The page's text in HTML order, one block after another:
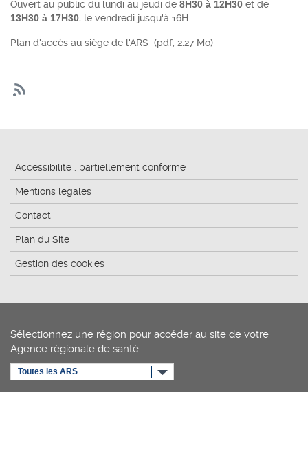
Ouvert au public du lundi au jeudi de 8H30 à 12H30 et de
13H30 à 17H30, le vendredi jusqu'à 16H.
Plan d'accès au siège de l'ARS (pdf, 2.27 Mo)
Accessibilité : partiellement conforme
Mentions légales
Contact
Plan du Site
Gestion des cookies
Sélectionnez une région pour accéder au site de votre
Agence régionale de santé
Toutes les ARS